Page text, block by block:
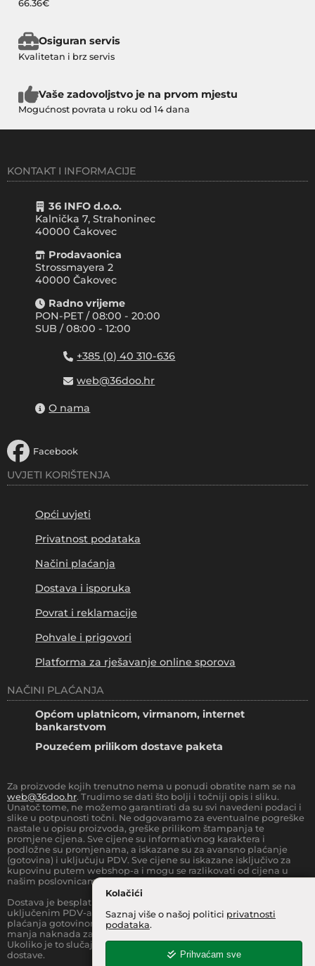
Kolačići
Saznaj više o našoj politici privatnosti
podataka.
Prihvaćam sve
66.36€
Osiguran servis
Kvalitetan i brz servis
Vaše zadovoljstvo je na prvom mjestu
Mogućnost povrata u roku od 14 dana
KONTAKT I INFORMACIJE
36 INFO d.o.o.
Kalnička 7, Strahoninec
40000 Čakovec
Prodavaonica
Strossmayera 2
40000 Čakovec
Radno vrijeme
PON-PET / 08:00 - 20:00
SUB / 08:00 - 12:00
+385 (0) 40 310-636
web@36doo.hr
O nama
Facebook
UVJETI KORIŠTENJA
Opći uvjeti
Privatnost podataka
Načini plaćanja
Dostava i isporuka
Povrat i reklamacije
Pohvale i prigovori
Platforma za rješavanje online sporova
NAČINI PLAĆANJA
Općom uplatnicom, virmanom, internet
bankarstvom
Pouzećem prilikom dostave paketa
Za proizvode kojih trenutno nema u ponudi obratite nam se na
web@36doo.hr. Trudimo se dati što bolji i točniji opis i sliku.
Unatoč tome, ne možemo garantirati da su svi navedeni podaci i
slike u potpunosti točni. Ne odgovaramo za eventualne pogreške
nastale u opisu proizvoda, greške prilikom štampanja te
promjene cijena. Sve cijene su informativnog karaktera i
podložne su promjenama, a iskazane su za avansno plaćanje
(gotovina) i uključuju PDV. Sve cijene su iskazane isključivo za
kupovinu putem webshop-a i mogu se razlikovati od cijena u
našim poslovnicama.
Dostava je besplatna za sve narudžbe iznad
uključenim PDV-a) za Zonu 1 (cijela RH, osim otoka).Prilikom
plaćanja gotovinom pri dostavi robe na kućnu adresu, moguća je
manja naknada za rad sa gotovinom na strani dostavne službe.
Ukoliko je to slučaj, to je jasno označeno pri samom iznosu
dostave.